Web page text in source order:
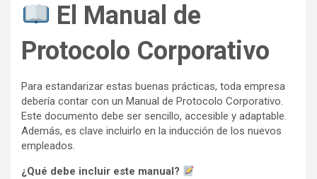
El Manual de
Protocolo Corporativo
Para estandarizar estas buenas prácticas, toda empresa
debería contar con un Manual de Protocolo Corporativo.
Este documento debe ser sencillo, accesible y adaptable.
Además, es clave incluirlo en la inducción de los nuevos
empleados.
¿Qué debe incluir este manual?